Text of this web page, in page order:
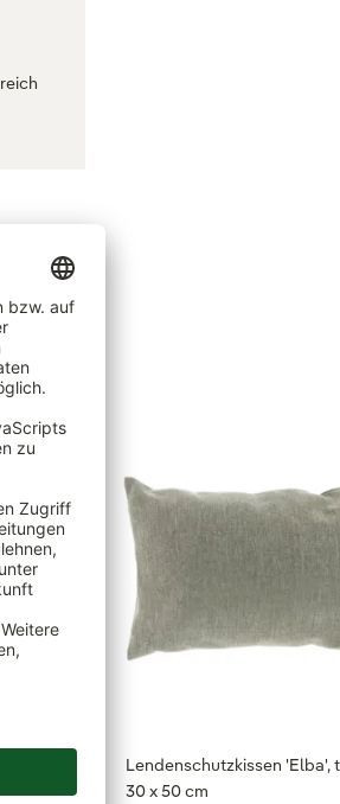
45
Lendenschutzkissen 'Elba',
30 x 50 cm